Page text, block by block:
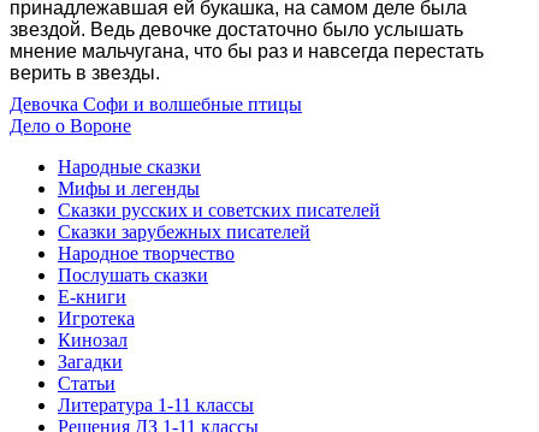
принадлежавшая ей букашка, на самом деле была
звездой. Ведь девочке достаточно было услышать
мнение мальчугана, что бы раз и навсегда перестать
верить в звезды.
Девочка Софи и волшебные птицы
Дело о Вороне
Народные сказки
Мифы и легенды
Сказки русских и советских писателей
Сказки зарубежных писателей
Народное творчество
Послушать сказки
Е-книги
Игротека
Кинозал
Загадки
Статьи
Литература 1-11 классы
Решения ДЗ 1-11 классы